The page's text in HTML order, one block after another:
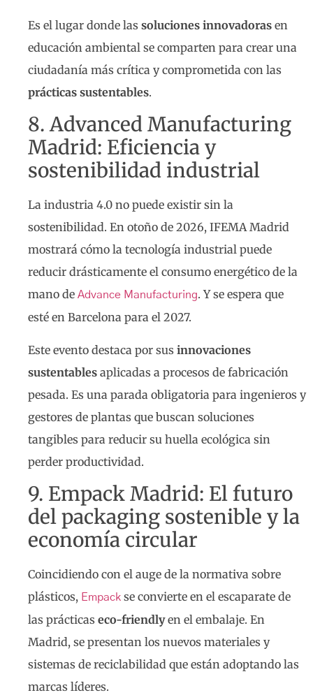
Es el lugar donde las soluciones innovadoras en
educación ambiental se comparten para crear una
ciudadanía más crítica y comprometida con las
prácticas sustentables.
8. Advanced Manufacturing
Madrid: Eficiencia y
sostenibilidad industrial
La industria 4.0 no puede existir sin la
sostenibilidad. En otoño de 2026, IFEMA Madrid
mostrará cómo la tecnología industrial puede
reducir drásticamente el consumo energético de la
mano de Advance Manufacturing. Y se espera que
esté en Barcelona para el 2027.
Este evento destaca por sus innovaciones
sustentables aplicadas a procesos de fabricación
pesada. Es una parada obligatoria para ingenieros y
gestores de plantas que buscan soluciones
tangibles para reducir su huella ecológica sin
perder productividad.
9. Empack Madrid: El futuro
del packaging sostenible y la
economía circular
Coincidiendo con el auge de la normativa sobre
plásticos, Empack se convierte en el escaparate de
las prácticas eco-friendlyen el embalaje. En
Madrid, se presentan los nuevos materiales y
sistemas de reciclabilidad que están adoptando las
marcas líderes.